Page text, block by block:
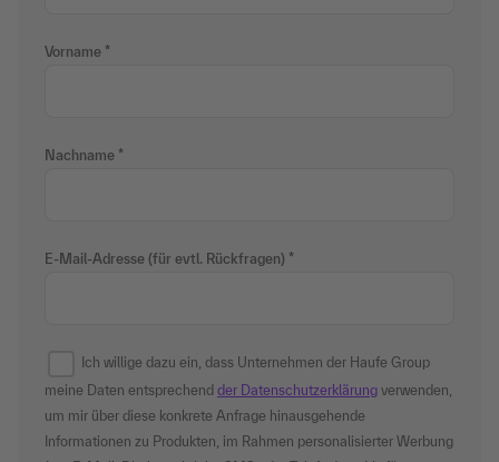
Vorname
Nachname
E-Mail-Adresse (für evtl. Rückfragen)
Ich willige dazu ein, dass Unternehmen der Haufe Group
meine Daten entsprechend der Datenschutzerklärung verwenden,
um mir über diese konkrete Anfrage hinausgehende
Informationen zu Produkten, im Rahmen personalisierter Werbung